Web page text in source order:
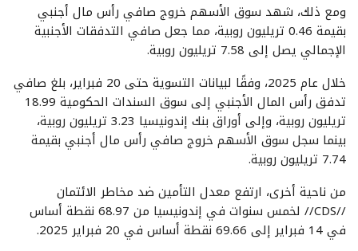
ومع ذلك، شهد سوق الأسهم خروج صافي رأس مال أجنبي
بقيمة 0.46 تريليون روبية، مما جعل صافي التدفقات الأجنبية
الإجمالي يصل إلى 7.58 تريليون روبية.
خلال عام 2025، وفقًا لبيانات التسوية حتى 20 فبراير، بلغ صافي
تدفق رأس المال الأجنبي إلى سوق السندات الحكومية 18.99
تريليون روبية، وإلى أوراق بنك إندونيسيا 3.23 تريليون روبية،
بينما سجل سوق الأسهم خروج صافي رأس مال أجنبي بقيمة
7.74 تريليون روبية.
من ناحية أخرى، ارتفع معدل التأمين ضد مخاطر الائتمان
//CDS// لخمس سنوات في إندونيسيا من 68.97 نقطة أساس
في 14 فبراير إلى 69.66 نقطة أساس في 20 فبراير 2025.